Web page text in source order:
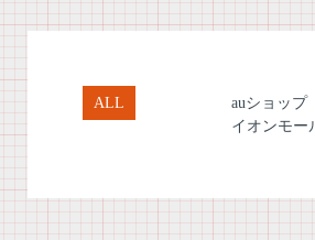
ALL
auショップ
イオンモー